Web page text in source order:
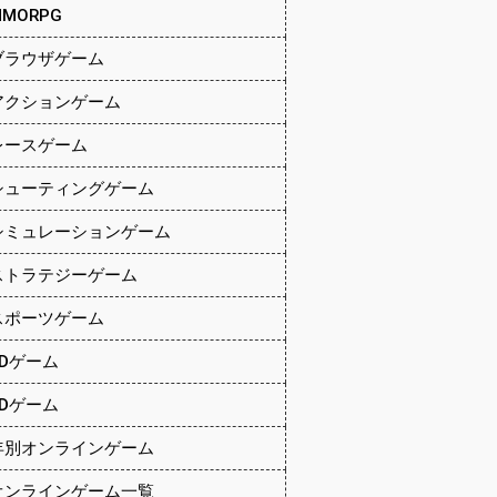
ラウザゲーム
クションゲーム
ースゲーム
ューティングゲーム
ミュレーションゲーム
トラテジーゲーム
ポーツゲーム
ゲーム
ゲーム
別オンラインゲーム
ンラインゲーム一覧